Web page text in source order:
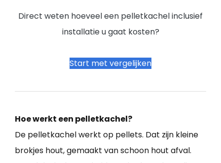
Direct weten hoeveel een pelletkachel inclusief
installatie u gaat kosten?
Start met vergelijken
Hoe werkt een pelletkachel?
De pelletkachel werkt op pellets. Dat zijn kleine
brokjes hout, gemaakt van schoon hout afval.